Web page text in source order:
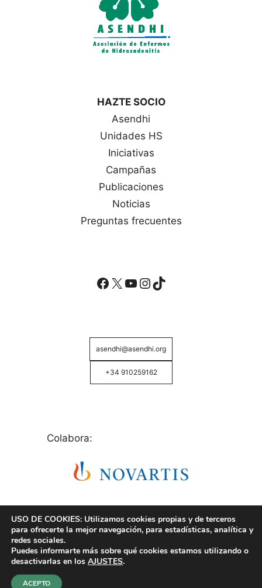
HAZTE SOCIO
Asendhi
Unidades HS
Iniciativas
Campañas
Publicaciones
Noticias
Preguntas frecuentes
Facebook
X YouTube
Instagram
TikTok
asendhi@asendhi.org
+34 910259162
Colabora:
© Copyright 2026 ASENDHI - Asociación de Enfermos
USO DE COOKIES: Utilizamos cookies propias y de terceros
para ofrecerte la mejor navegación, para estadísticas, analítica y
redes sociales.
Puedes informarte más sobre qué cookies estamos utilizando o
desactivarlas en los AJUSTES.
ACEPTO